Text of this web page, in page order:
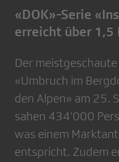
«DOK»-Serie
erreicht über
Der
«Umbruch im
den Alpen» am 25.
sahen 434’000
was einem
entspricht. Zudem